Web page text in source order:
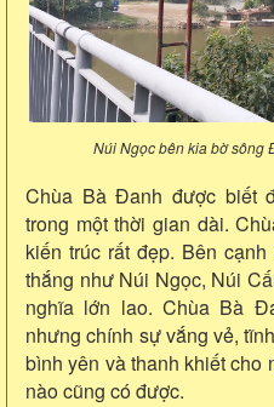
Núi Ngọc bên kia bờ sông
Chùa Bà Đanh được biết
trong một thời gian dài.
kiến trúc rất đẹp. Bên
thắng như Núi Ngọc, Núi
nghĩa lớn lao. Chùa Bà
nhưng chính sự vắng vẻ,
bình yên và thanh khiết cho
nào cũng có được.